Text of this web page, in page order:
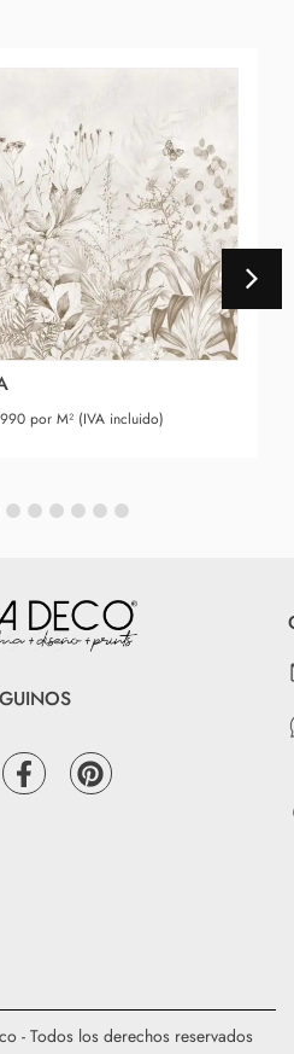
por M² (IVA incluido)
- Todos los derechos reservados